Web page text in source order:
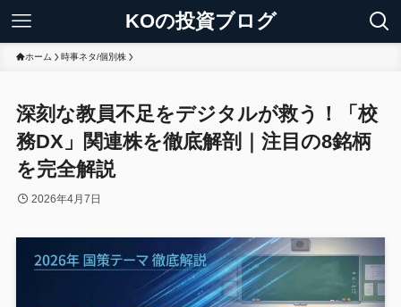
KOの投資ブログ
ホーム 時事ネタ/個別株
深刻な教員不足をデジタルが救う！「校
務DX」関連株を徹底解剖｜注目の8銘柄
を完全解説
2026年4月7日